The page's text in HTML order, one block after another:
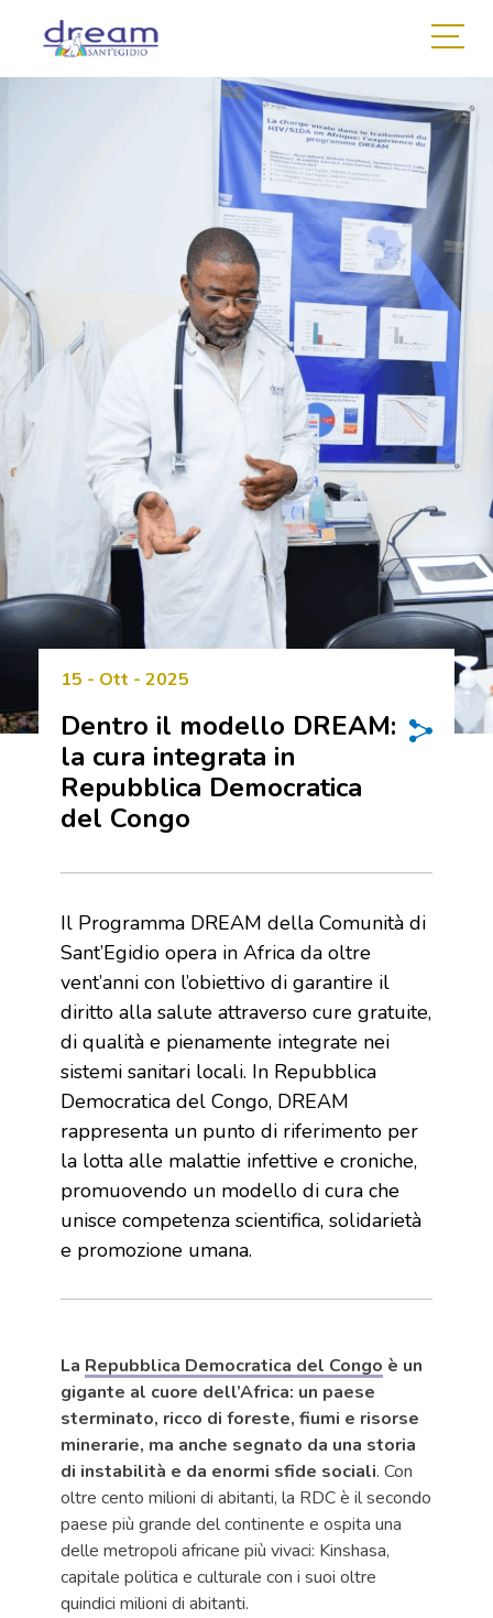
15 - Ott - 2025
Dentro il modello DREAM:
la cura integrata in
Repubblica Democratica
del Congo
Il Programma DREAM della Comunità di
Sant’Egidio opera in Africa da oltre
vent’anni con l’obiettivo di garantire il
diritto alla salute attraverso cure gratuite,
di qualità e pienamente integrate nei
sistemi sanitari locali. In Repubblica
Democratica del Congo, DREAM
rappresenta un punto di riferimento per
la lotta alle malattie infettive e croniche,
promuovendo un modello di cura che
unisce competenza scientifica, solidarietà
e promozione umana.
La Repubblica Democratica del Congo è un
gigante al cuore dell’Africa: un paese
sterminato, ricco di foreste, fiumi e risorse
minerarie, ma anche segnato da una storia
di instabilità e da enormi sfide sociali. Con
oltre cento milioni di abitanti, la RDC è il secondo
paese più grande del continente e ospita una
delle metropoli africane più vivaci: Kinshasa,
capitale politica e culturale con i suoi oltre
quindici milioni di abitanti.